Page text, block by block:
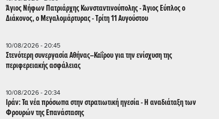
Άγιος Νήφων Πατριάρχης Κωνσταντινούπολης - Άγιος Εύπλος ο
Διάκονος, ο Μεγαλομάρτυρας - Τρίτη 11 Αυγούστου
10/08/2026 - 20:45
Στενότερη συνεργασία Αθήνας–Καΐρου για την ενίσχυση της
περιφερειακής ασφάλειας
10/08/2026 - 20:34
Ιράν: Τα νέα πρόσωπα στην στρατιωτική ηγεσία - Η αναδιάταξη των
Φρουρών της Επανάστασης